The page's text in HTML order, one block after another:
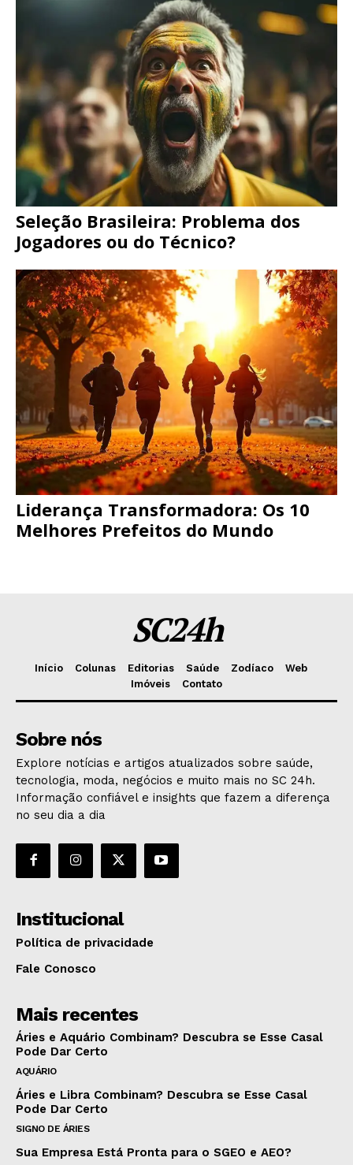
Seleção Brasileira: Problema dos
Jogadores ou do Técnico?
Liderança Transformadora: Os 10
Melhores Prefeitos do Mundo
SC24h
Início Colunas Editorias Saúde Zodíaco
Web
Imóveis
Contato
Sobre nós
Explore notícias e artigos atualizados sobre saúde,
tecnologia, moda, negócios e muito mais no SC 24h.
Informação confiável e insights que fazem a diferença
no seu dia a dia
Institucional
Política de privacidade
Fale Conosco
Mais recentes
Áries e Aquário Combinam? Descubra se Esse Casal
Pode Dar Certo
AQUÁRIO
Áries e Libra Combinam? Descubra se Esse Casal
Pode Dar Certo
SIGNO DE ÁRIES
Sua Empresa Está Pronta para o SGEO e AEO?